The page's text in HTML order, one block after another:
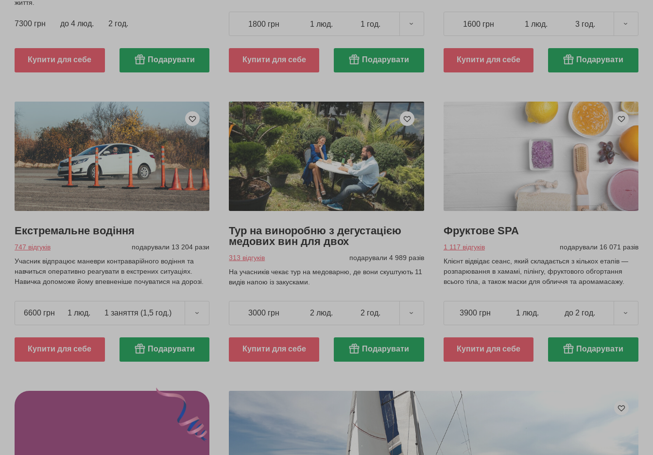
життя.
7300 грн до 4 люд. 2 год.
Купити для себе Подарувати
1800 грн 1 люд. 1 год.
Купити для себе Подарувати
1600 грн 1 люд. 3 год.
Купити для себе Подарувати
Екстремальне водіння
747 відгуків
подарували 13 204 рази
Учасник відпрацює маневри контраварійного водіння та
навчиться оперативно реагувати в екстрених ситуаціях.
Навичка допоможе йому впевненіше почуватися на дорозі.
6600 грн 1 люд. 1 заняття (1,5 год.)
Купити для себе Подарувати
Тур на виноробню з дегустацією
медових вин для двох
313 відгуків
подарували 4 989 разів
На учасників чекає тур на медоварню, де вони скуштують 11
видів напою із закусками.
3000 грн 2 люд. 2 год.
Купити для себе Подарувати
Фруктове SPA
1 117 відгуків
подарували 16 071 разів
Клієнт відвідає сеанс, який складається з кількох етапів —
розпарювання в хамамі, пілінгу, фруктового обгортання
всього тіла, а також маски для обличчя та аромамасажу.
3900 грн 1 люд. до 2 год.
Купити для себе Подарувати